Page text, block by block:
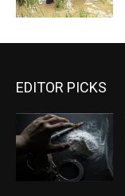
EDITOR PICKS